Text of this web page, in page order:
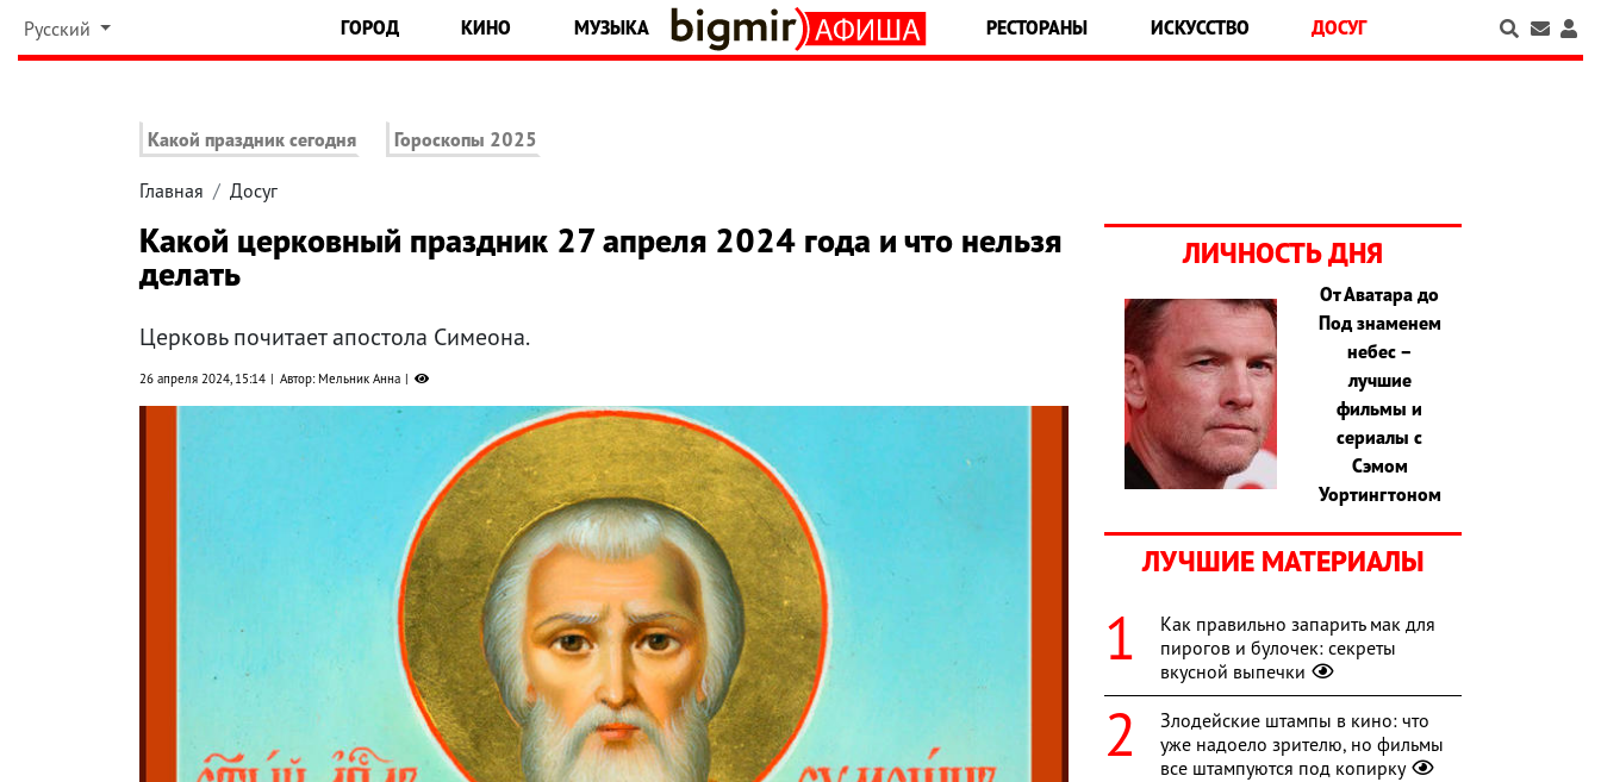
Русский ГОРОД КИНО МУЗЫКА РЕСТОРАНЫ ИСКУССТВО ДОСУГ
Какой праздник сегодня Гороскопы 2025
Главная Досуг
Какой церковный праздник 27 апреля 2024 года и что нельзя
делать
Церковь почитает апостола Симеона.
26 апреля 2024, 15:14 Автор: Мельник Анна
ЛИЧНОСТЬ ДНЯ
От Аватара до
Под знаменем
небес –
лучшие
фильмы и
сериалы с
Сэмом
Уортингтоном
ЛУЧШИЕ МАТЕРИАЛЫ
Как правильно запарить мак для
пирогов и булочек: секреты
вкусной выпечки
Злодейские штампы в кино: что
уже надоело зрителю, но фильмы
все штампуются под копирку